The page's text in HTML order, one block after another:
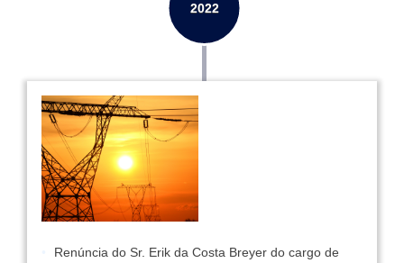
Renúncia do Sr. Erik da Costa Breyer do cargo de